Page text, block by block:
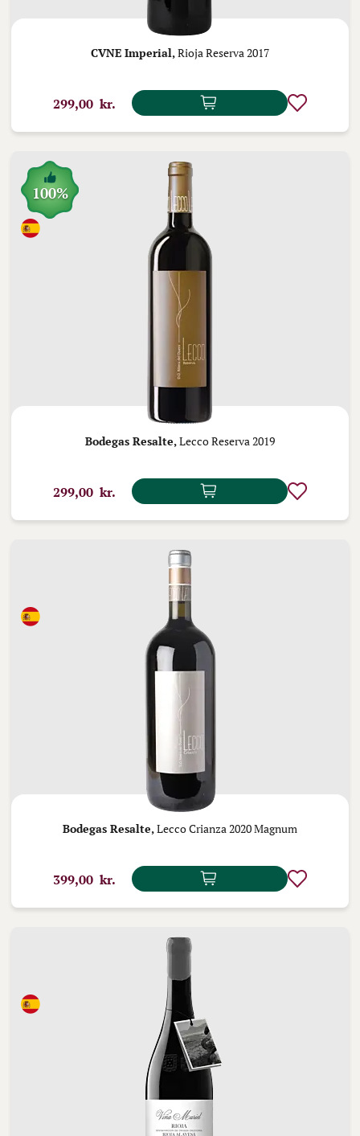
CVNE Imperial,Rioja Reserva 2017
299,00 kr.
100%
Bodegas Resalte, Lecco Reserva 2019
299,00 kr.
Bodegas Resalte,Lecco Crianza 2020 Magnum
399,00 kr.